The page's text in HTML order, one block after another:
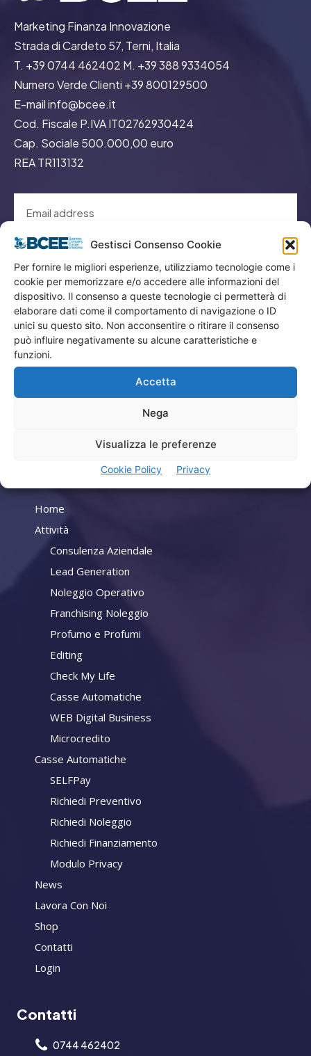
Gestisci Consenso Cookie
Per fornire le migliori esperienze, utilizziamo tecnologie come i
cookie per memorizzare e/o accedere alle informazioni del
dispositivo. Il consenso a queste tecnologie ci permetterà di
elaborare dati come il comportamento di navigazione o ID
unici su questo sito. Non acconsentire o ritirare il consenso
può influire negativamente su alcune caratteristiche e
funzioni.
Accetta
Nega
Visualizza le preferenze
Cookie Policy Privacy
Marketing Finanza Innovazione
Strada di Cardeto 57, Terni, Italia
T. +39 0744 462402 M. +39 388 9334054
Numero Verde Clienti +39 800129500
E-mail info@bcee.it
Cod. Fiscale P.IVA IT02762930424
Cap. Sociale 500.000,00 euro
REA TR113132
Menù
Privacy
Termini Utilizzo
Iscrizione Newsletter
Company
Home
Attività
Consulenza Aziendale
Lead Generation
Noleggio Operativo
Franchising Noleggio
Profumo e Profumi
Editing
Check My Life
Casse Automatiche
WEB Digital Business
Microcredito
Casse Automatiche
SELFPay
Richiedi Preventivo
Richiedi Noleggio
Richiedi Finanziamento
Modulo Privacy
News
Lavora Con Noi
Shop
Contatti
Login
Contatti
0744 462402